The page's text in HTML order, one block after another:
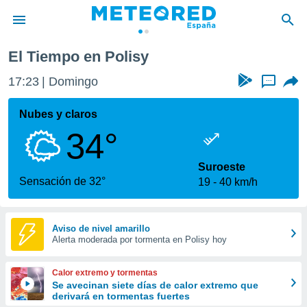
de
por
que se
calidad.
a este
las
y
forma
digital
basada
El Tiempo en Polisy
17:23 Domingo ...
Nubes y claros
34°
Sensación de 32°
Suroeste
19
40 km/h
Aviso de nivel amarillo
Alerta moderada por tormenta en Polisy hoy
Calor extremo y tormentas
Se avecinan siete días de calor extremo que
derivará en tormentas fuertes